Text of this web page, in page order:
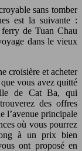
sans tomber
est la suivante :
de Tuan Chau
dans le vieux
croisière et acheter
vous avez quitté
de Cat Ba, qui
des offres
l’avenue principale
où vous pourrez
à un prix bien
ont proposé en